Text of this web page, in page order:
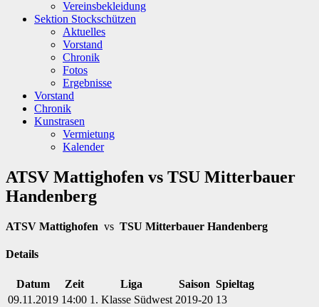
Vereinsbekleidung
Sektion Stockschützen
Aktuelles
Vorstand
Chronik
Fotos
Ergebnisse
Vorstand
Chronik
Kunstrasen
Vermietung
Kalender
ATSV Mattighofen vs TSU Mitterbauer
Handenberg
ATSV Mattighofen vs TSU Mitterbauer Handenberg
Details
Datum Zeit Liga Saison Spieltag
09.11.2019 14:00 1. Klasse Südwest 2019-20 13